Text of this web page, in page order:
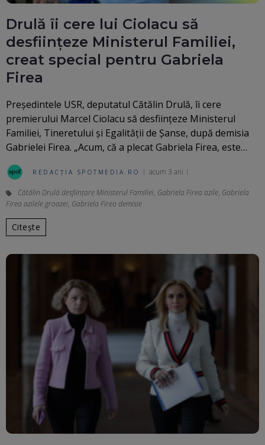
Drulă îi cere lui Ciolacu să
desființeze Ministerul Familiei,
creat special pentru Gabriela
Firea
Preşedintele USR, deputatul Cătălin Drulă, îi cere
premierului Marcel Ciolacu să desfiinţeze Ministerul
Familiei, Tineretului şi Egalităţii de Şanse, după demisia
Gabrielei Firea. „Acum, că a plecat Gabriela Firea, este…
REDACȚIA SPOTMEDIA.RO acum 3 ani
Cătălin Drulă desființare Ministerul Familiei, Gabriela Firea azile, Gabriela
Firea azilele groazei, Gabriela Firea demisie
Citește